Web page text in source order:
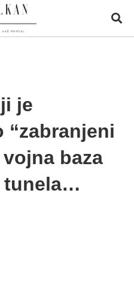
je
“zabranjeni
baza
tunela…